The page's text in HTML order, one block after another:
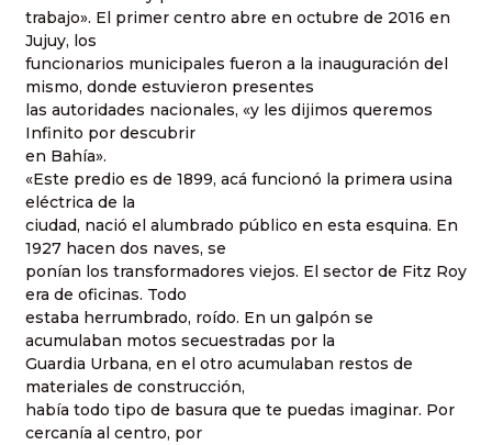
trabajo». El primer centro abre en octubre de 2016 en
Jujuy, los
funcionarios municipales fueron a la inauguración del
mismo, donde estuvieron presentes
las autoridades nacionales, «y les dijimos queremos
Infinito por descubrir
en Bahía».
«Este predio es de 1899, acá funcionó la primera usina
eléctrica de la
ciudad, nació el alumbrado público en esta esquina. En
1927 hacen dos naves, se
ponían los transformadores viejos. El sector de Fitz Roy
era de oficinas. Todo
estaba herrumbrado, roído. En un galpón se
acumulaban motos secuestradas por la
Guardia Urbana, en el otro acumulaban restos de
materiales de construcción,
había todo tipo de basura que te puedas imaginar. Por
cercanía al centro, por